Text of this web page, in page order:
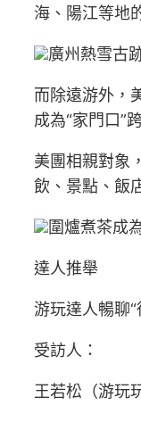
海、陽江等地
廣州熱雪古
而除遠游外，
成為“家門口”
美團相親對象
飲、景點、飯
圍爐煮茶成
達人推舉
游玩達人暢聊
受訪人：
王若松（游玩